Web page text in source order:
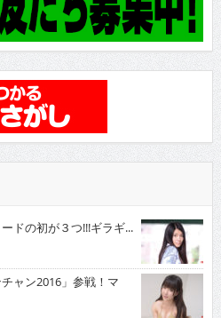
ドの初が３つ!!!ギラギ...
ャン2016」参戦！マ